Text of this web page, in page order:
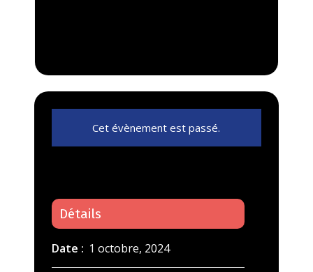
Cet évènement est passé.
Détails
Date : 1 octobre, 2024